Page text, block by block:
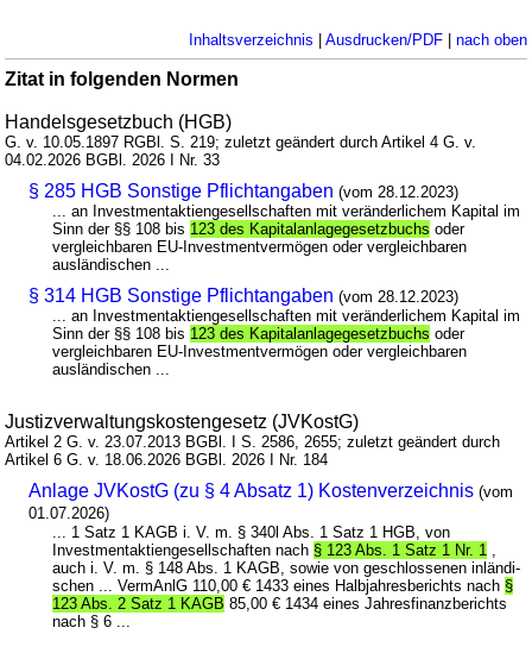
Inhaltsverzeichnis Ausdrucken/PDF| nach oben
Zitat in folgenden Normen
Handelsgesetzbuch (HGB)
G. v. 10.05.1897 RGBl. S. 219; zuletzt geändert durch Artikel 4 G. v.
04.02.2026 BGBl. 2026 I Nr. 33
§ 285 HGB Sonstige Pflichtangaben (vom 28.12.2023)
... an Investmentaktiengesellschaften mit veränderlichem Kapital im
Sinn der §§ 108 bis 123 des Kapitalanlagegesetzbuchs oder
vergleichbaren EU-Investmentvermögen oder vergleichbaren
ausländischen ...
§ 314 HGB Sonstige Pflichtangaben (vom 28.12.2023)
... an Investmentaktiengesellschaften mit veränderlichem Kapital im
Sinn der §§ 108 bis 123 des Kapitalanlagegesetzbuchs oder
vergleichbaren EU-Investmentvermögen oder vergleichbaren
ausländischen ...
Justizverwaltungskostengesetz (JVKostG)
Artikel 2 G. v. 23.07.2013 BGBl. I S. 2586, 2655; zuletzt geändert durch
Artikel 6 G. v. 18.06.2026 BGBl. 2026 I Nr. 184
Anlage JVKostG (zu § 4 Absatz 1) Kostenverzeichnis (vom
01.07.2026)
... 1 Satz 1 KAGB i. V. m. § 340l Abs. 1 Satz 1 HGB, von
Investmentaktiengesellschaften nach § 123 Abs. 1 Satz 1 Nr. 1 ,
auch i. V. m. § 148 Abs. 1 KAGB, sowie von geschlossenen inländi-
schen ... VermAnlG 110,00 € 1433 eines Halbjahresberichts nach §
123 Abs. 2 Satz 1 KAGB 85,00 € 1434 eines Jahresfinanzberichts
nach § 6 ...